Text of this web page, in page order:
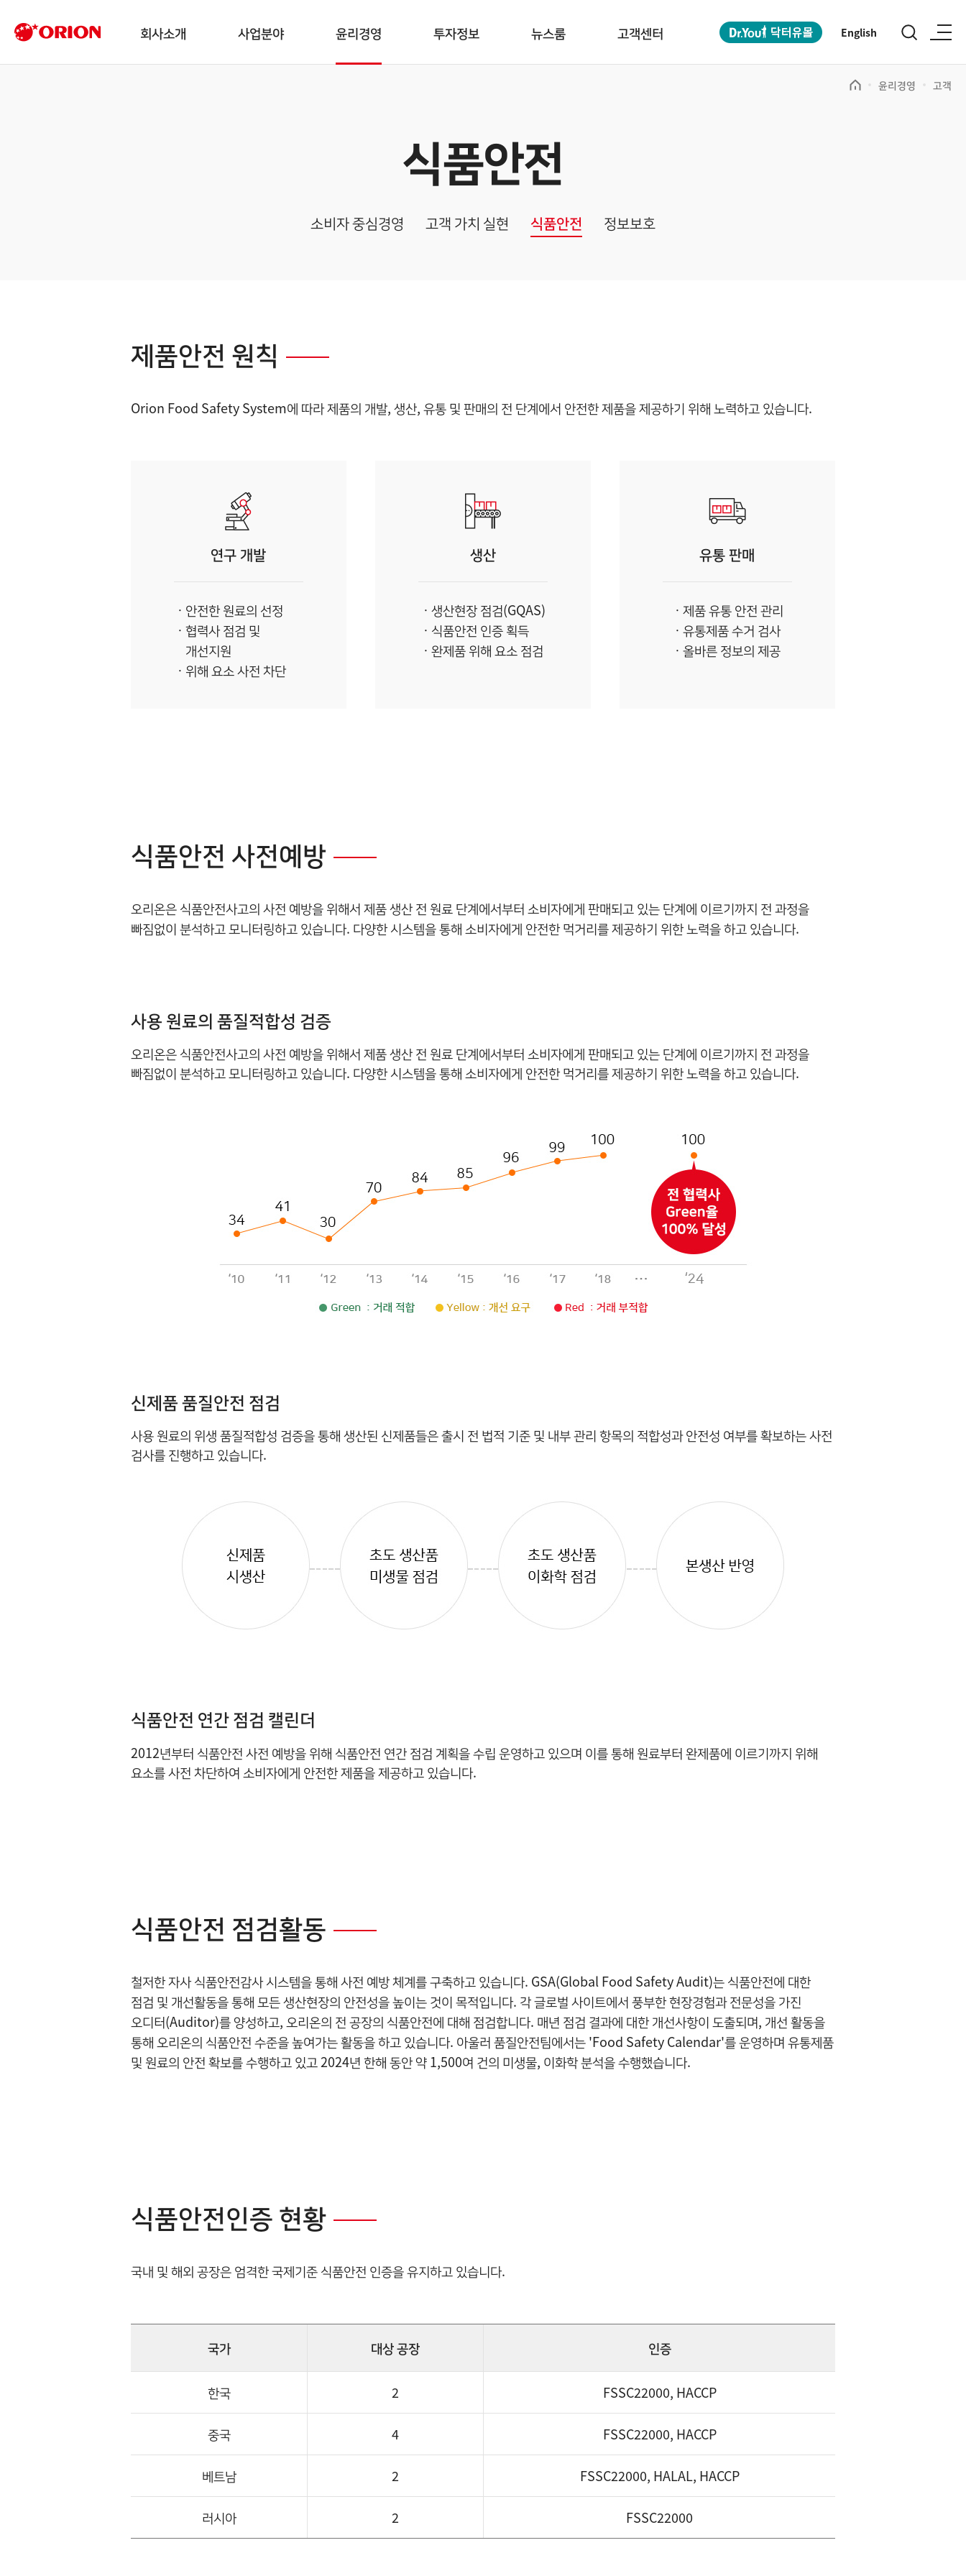
회사소개 사업분야 윤리경영 투자정보 뉴스룸 고객센터 English
윤리경영 고객
식품안전
소비자 중심경영 고객 가치 실현 식품안전 정보보호
제품안전 원칙
Orion Food Safety System에 따라 제품의 개발, 생산, 유통 및 판매의 전 단계에서 안전한 제품을 제공하기 위해 노력하고 있습니다.
연구 개발
안전한 원료의 선정
협력사 점검 및
개선지원
위해 요소 사전 차단
생산
생산현장 점검(GQAS)
식품안전 인증 획득
완제품 위해 요소 점검
유통 판매
제품 유통 안전 관리
유통제품 수거 검사
올바른 정보의 제공
식품안전 사전예방
오리온은 식품안전사고의 사전 예방을 위해서 제품 생산 전 원료 단계에서부터 소비자에게 판매되고 있는 단계에 이르기까지 전 과정을
빠짐없이 분석하고 모니터링하고 있습니다. 다양한 시스템을 통해 소비자에게 안전한 먹거리를 제공하기 위한 노력을 하고 있습니다.
사용 원료의 품질적합성 검증
오리온은 식품안전사고의 사전 예방을 위해서 제품 생산 전 원료 단계에서부터 소비자에게 판매되고 있는 단계에 이르기까지 전 과정을
빠짐없이 분석하고 모니터링하고 있습니다. 다양한 시스템을 통해 소비자에게 안전한 먹거리를 제공하기 위한 노력을 하고 있습니다.
신제품 품질안전 점검
사용 원료의 위생 품질적합성 검증을 통해 생산된 신제품들은 출시 전 법적 기준 및 내부 관리 항목의 적합성과 안전성 여부를 확보하는 사전
검사를 진행하고 있습니다.
식품안전 연간 점검 캘린더
2012년부터 식품안전 사전 예방을 위해 식품안전 연간 점검 계획을 수립 운영하고 있으며 이를 통해 원료부터 완제품에 이르기까지 위해
요소를 사전 차단하여 소비자에게 안전한 제품을 제공하고 있습니다.
식품안전 점검활동
철저한 자사 식품안전감사 시스템을 통해 사전 예방 체계를 구축하고 있습니다. GSA(Global Food Safety Audit)는 식품안전에 대한
점검 및 개선활동을 통해 모든 생산현장의 안전성을 높이는 것이 목적입니다. 각 글로벌 사이트에서 풍부한 현장경험과 전문성을 가진
오디터(Auditor)를 양성하고, 오리온의 전 공장의 식품안전에 대해 점검합니다. 매년 점검 결과에 대한 개선사항이 도출되며, 개선 활동을
통해 오리온의 식품안전 수준을 높여가는 활동을 하고 있습니다. 아울러 품질안전팀에서는 'Food Safety Calendar'를 운영하며 유통제품
및 원료의 안전 확보를 수행하고 있고 2024년 한해 동안 약 1,500여 건의 미생물, 이화학 분석을 수행했습니다.
식품안전인증 현황
국내 및 해외 공장은 엄격한 국제기준 식품안전 인증을 유지하고 있습니다.
국가 대상 공장 인증
한국 2 FSSC22000, HACCP
중국 4 FSSC22000, HACCP
베트남 2 FSSC22000, HALAL, HACCP
러시아 2 FSSC22000